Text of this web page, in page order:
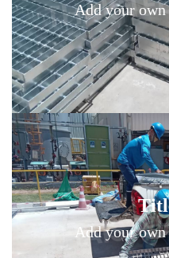
Add your own
Add your own
Add your
Title
Add your own